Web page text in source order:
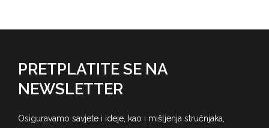
PRETPLATITE SE NA
NEWSLETTER
Osiguravamo savjete i ideje, kao i mišljenja stručnjaka,